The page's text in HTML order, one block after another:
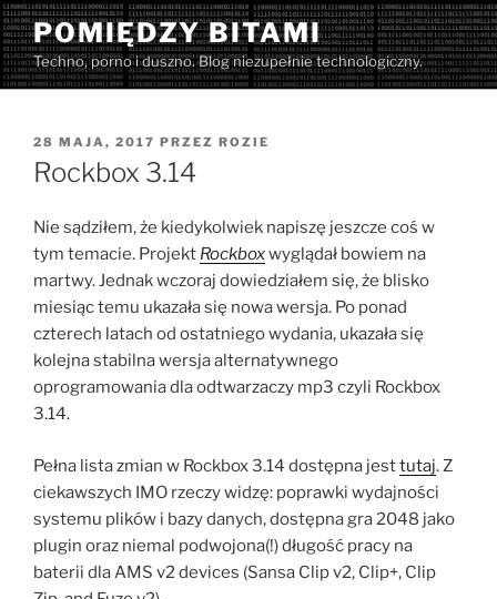
Przejdź
do
treści
POMIĘDZY BITAMI
Techno, porno i duszno. Blog niezupełnie technologiczny.
OPUBLIKOWANE
W
28 MAJA, 2017 PRZEZ ROZIE
Rockbox 3.14
Nie sądziłem, że kiedykolwiek napiszę jeszcze coś w
tym temacie. Projekt Rockboxwyglądał bowiem na
martwy. Jednak wczoraj dowiedziałem się, że blisko
miesiąc temu ukazała się nowa wersja. Po ponad
czterech latach od ostatniego wydania, ukazała się
kolejna stabilna wersja alternatywnego
oprogramowania dla odtwarzaczy mp3 czyli Rockbox
3.14.
Pełna lista zmian w Rockbox 3.14 dostępna jesttutaj. Z
ciekawszych IMO rzeczy widzę: poprawki wydajności
systemu plików i bazy danych, dostępna gra 2048 jako
plugin oraz niemal podwojona(!) długość pracy na
baterii dla AMS v2 devices (Sansa Clip v2, Clip+, Clip